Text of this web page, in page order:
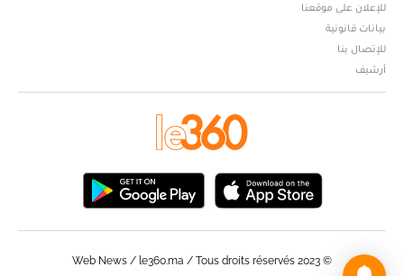
للإعلان على موقعنا
بيانات قانونية
للإتصال بنا
أرشيف
© Web News / le360.ma / Tous droits réservés 2023